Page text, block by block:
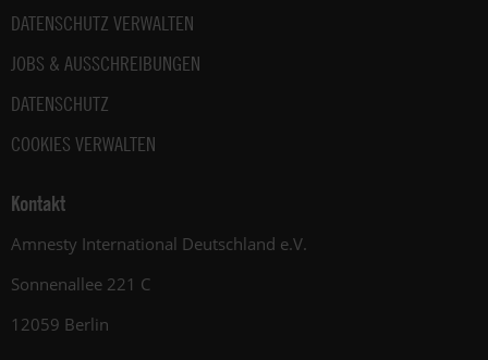
DATENSCHUTZ VERWALTEN
JOBS & AUSSCHREIBUNGEN
DATENSCHUTZ
COOKIES VERWALTEN
Kontakt
Amnesty International Deutschland e.V.
Sonnenallee 221 C
12059 Berlin